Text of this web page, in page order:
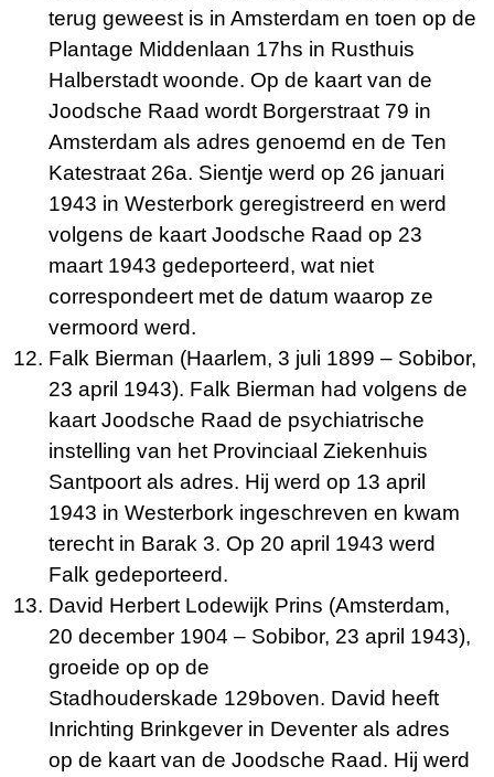
terug geweest is in Amsterdam en toen op de
Plantage Middenlaan 17hs in Rusthuis
Halberstadt woonde. Op de kaart van de
Joodsche Raad wordt Borgerstraat 79 in
Amsterdam als adres genoemd en de Ten
Katestraat 26a. Sientje werd op 26 januari
1943 in Westerbork geregistreerd en werd
volgens de kaart Joodsche Raad op 23
maart 1943 gedeporteerd, wat niet
correspondeert met de datum waarop ze
vermoord werd.
Falk Bierman (Haarlem, 3 juli 1899 – Sobibor,
23 april 1943). Falk Bierman had volgens de
kaart Joodsche Raad de psychiatrische
instelling van het Provinciaal Ziekenhuis
Santpoort als adres. Hij werd op 13 april
1943 in Westerbork ingeschreven en kwam
terecht in Barak 3. Op 20 april 1943 werd
Falk gedeporteerd.
David Herbert Lodewijk Prins (Amsterdam,
20 december 1904 – Sobibor, 23 april 1943),
groeide op op de
Stadhouderskade 129boven. David heeft
Inrichting Brinkgever in Deventer als adres
op de kaart van de Joodsche Raad. Hij werd